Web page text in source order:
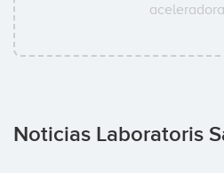
Noticias Laboratoris